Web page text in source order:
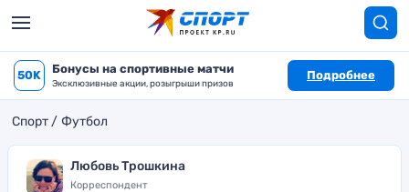
50K Бонусы на спортивные матчи
Эксклюзивные акции, розыгрыши призов
Подробнее
Спорт Футбол
Любовь Трошкина
Корреспондент